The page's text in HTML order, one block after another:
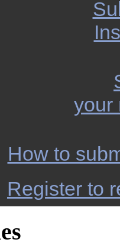
your
How to
Register to